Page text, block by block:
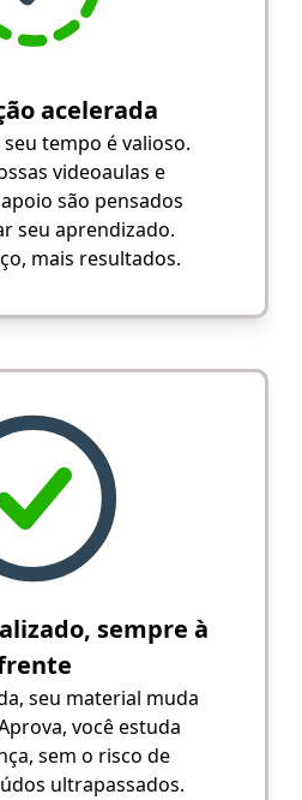
acelerada
tempo é valioso.
videoaulas e
são pensados
seu aprendizado.
mais resultados.
sempre à
seu material muda
você estuda
sem o risco de
ultrapassados.